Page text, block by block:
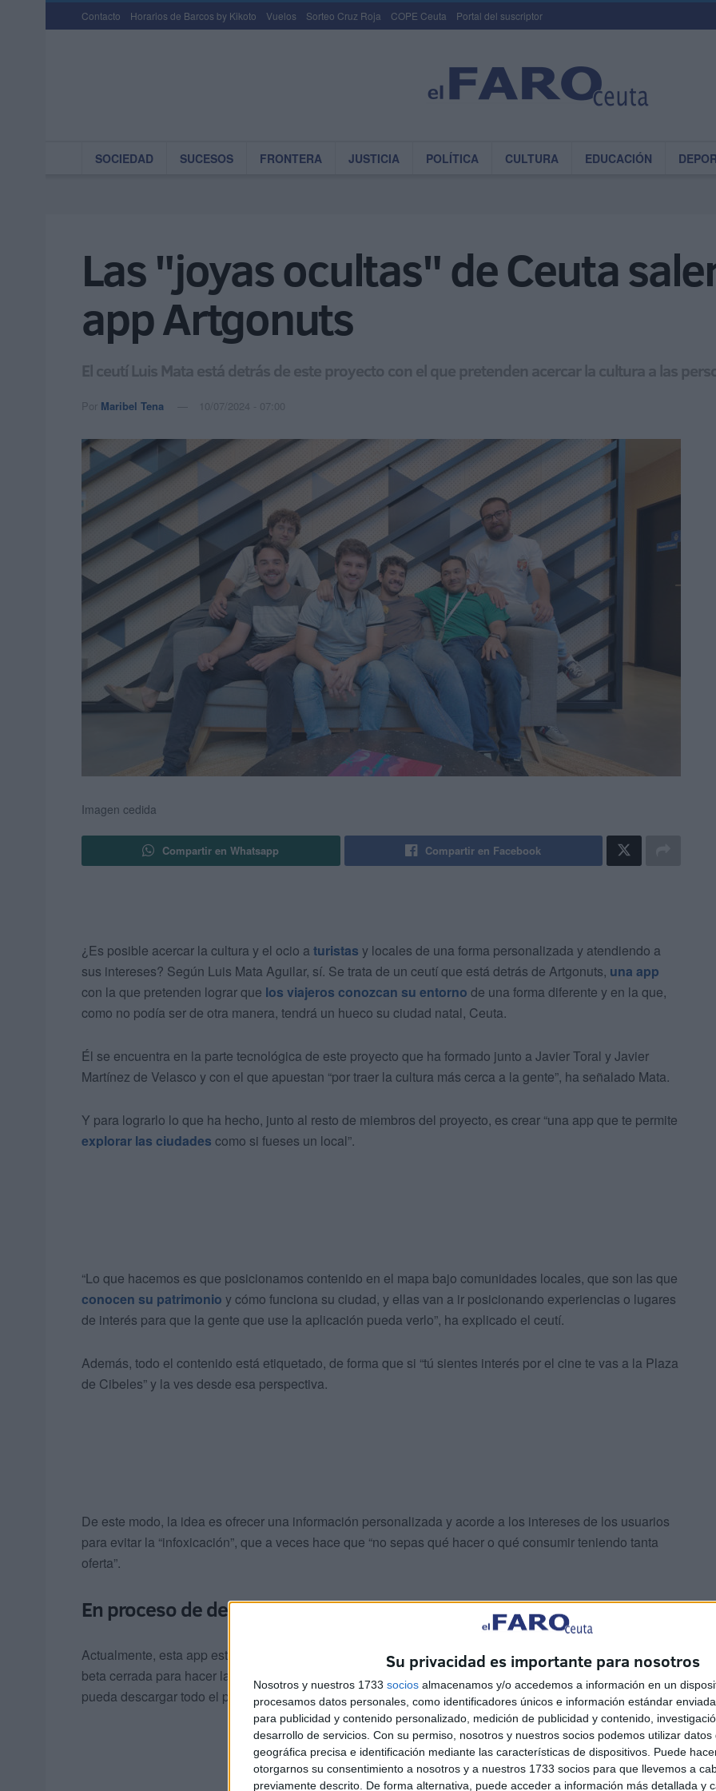
Su privacidad es importante para nosotros
Nosotros y nuestros 1733 socios almacenamos y/o accedemos a información en un
procesamos datos personales, como identificadores únicos e información estándar
para publicidad y contenido personalizado, medición de publicidad y contenido,
desarrollo de servicios. Con su permiso, nosotros y nuestros socios podemos utilizar datos
geográfica precisa e identificación mediante las características de dispositivos. Puede
otorgarnos su consentimiento a nosotros y a nuestros 1733 socios para que llevemos a
previamente descrito. De forma alternativa, puede acceder a información más detallada y
Contacto Horarios de Barcos by Kikoto Vuelos Sorteo Cruz Roja COPE Ceuta Portal del suscriptor
SOCIEDAD SUCESOS FRONTERA JUSTICIA POLÍTICA CULTURA EDUCACIÓN
Las "joyas ocultas" de Ceuta
app Artgonuts
El ceutí Luis Mata está detrás de este proyecto con el que pretenden acercar la cultura a las
Por Maribel Tena 10/07/2024 - 07:00
Imagen cedida
Compartir en Whatsapp Compartir en Facebook
¿Es posible acercar la cultura y el ocio a turistas y locales de una forma personalizada y atendiendo a
sus intereses? Según Luis Mata Aguilar, sí. Se trata de un ceutí que está detrás de Artgonuts, una app
con la que pretenden lograr que los viajeros conozcan su entorno de una forma diferente y en la que,
como no podía ser de otra manera, tendrá un hueco su ciudad natal, Ceuta.
Él se encuentra en la parte tecnológica de este proyecto que ha formado junto a Javier Toral y Javier
Martínez de Velasco y con el que apuestan “por traer la cultura más cerca a la gente”, ha señalado Mata.
Y para lograrlo lo que ha hecho, junto al resto de miembros del proyecto, es crear “una app que te permite
explorar las ciudades como si fueses un local”.
“Lo que hacemos es que posicionamos contenido en el mapa bajo comunidades locales, que son las que
conocen su patrimonio y cómo funciona su ciudad, y ellas van a ir posicionando experiencias o lugares
de interés para que la gente que use la aplicación pueda verlo”, ha explicado el ceutí.
Además, todo el contenido está etiquetado, de forma que si “tú sientes interés por el cine te vas a la Plaza
de Cibeles” y la ves desde esa perspectiva.
De este modo, la idea es ofrecer una información personalizada y acorde a los intereses de los usuarios
para evitar la “infoxicación”, que a veces hace que “no sepas qué hacer o qué consumir teniendo tanta
oferta”.
En proceso de desarrollo
Actualmente, esta app está aún en proceso de desarrollo y en los próximos meses sacarán a la luz una
beta cerrada para hacer las diferentes pruebas necesarias antes de lanzarla al mercado y que se la
pueda descargar todo el publico.